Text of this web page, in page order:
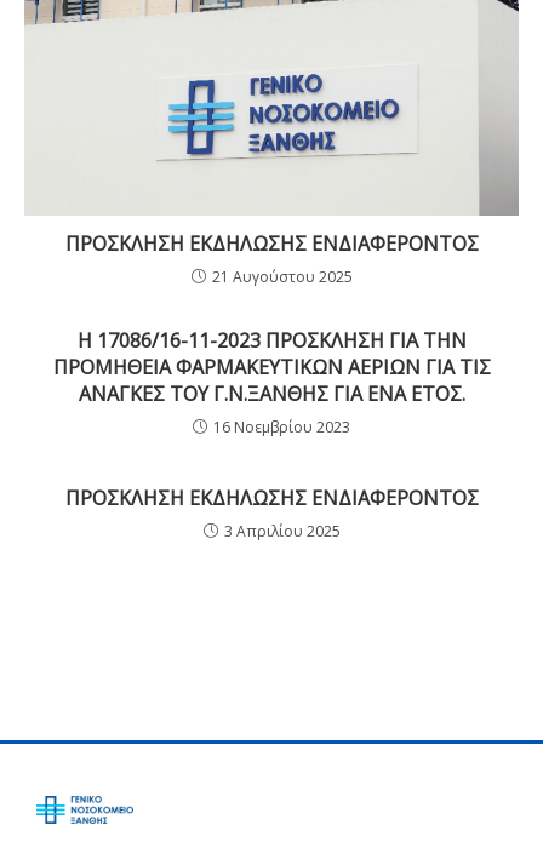
ΠΡΟΣΚΛΗΣΗ ΕΚΔΗΛΩΣΗΣ ΕΝΔΙΑΦΕΡΟΝΤΟΣ
21 Αυγούστου 2025
Η 17086/16-11-2023 ΠΡΟΣΚΛΗΣΗ ΓΙΑ ΤΗΝ
ΠΡΟΜΗΘΕΙΑ ΦΑΡΜΑΚΕΥΤΙΚΩΝ ΑΕΡΙΩΝ ΓΙΑ ΤΙΣ
ΑΝΑΓΚΕΣ ΤΟΥ Γ.Ν.ΞΑΝΘΗΣ ΓΙΑ ΕΝΑ ΕΤΟΣ.
16 Νοεμβρίου 2023
ΠΡΟΣΚΛΗΣΗ ΕΚΔΗΛΩΣΗΣ ΕΝΔΙΑΦΕΡΟΝΤΟΣ
3 Απριλίου 2025